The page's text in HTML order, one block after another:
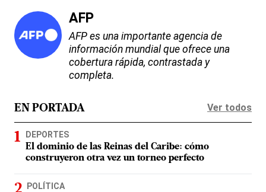
AFP
AFP es una importante agencia de
información mundial que ofrece una
cobertura rápida, contrastada y
completa.
EN PORTADA Ver todos
DEPORTES
El dominio de las Reinas del Caribe: cómo
construyeron otra vez un torneo perfecto
POLÍTICA